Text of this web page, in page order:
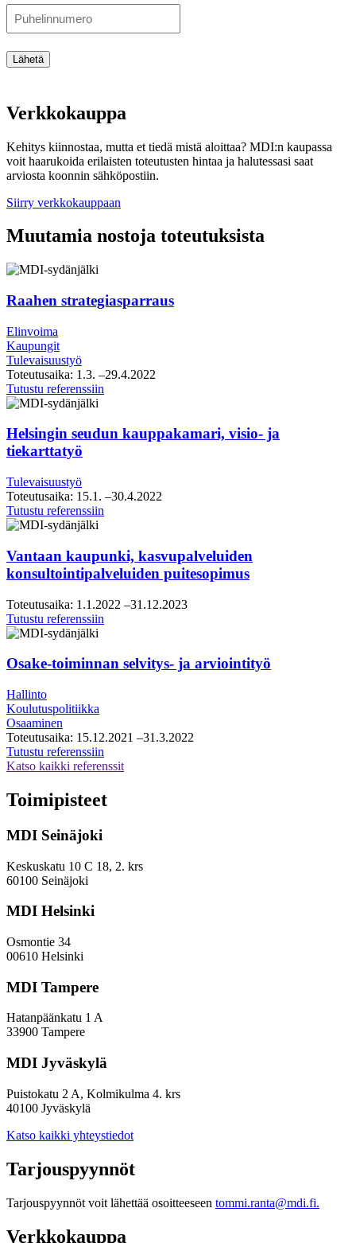
Lähetä
Verkkokauppa
Kehitys kiinnostaa, mutta et tiedä mistä aloittaa? MDI:n kaupassa
voit haarukoida erilaisten toteutusten hintaa ja halutessasi saat
arviosta koonnin sähköpostiin.
Siirry verkkokauppaan
Muutamia nostoja toteutuksista
Raahen strategiasparraus
Elinvoima
Kaupungit
Tulevaisuustyö
Toteutusaika: 1.3. –29.4.2022
Tutustu referenssiin
Helsingin seudun kauppakamari, visio- ja
tiekarttatyö
Tulevaisuustyö
Toteutusaika: 15.1. –30.4.2022
Tutustu referenssiin
visio-
ja
tiekarttatyö
Vantaan kaupunki, kasvupalveluiden
konsultointipalveluiden puitesopimus
Toteutusaika: 1.1.2022 –31.12.2023
Tutustu referenssiin
konsultointipalveluiden
puitesopimus
Osake-toiminnan selvitys- ja arviointityö
Hallinto
Koulutuspolitiikka
Osaaminen
Toteutusaika: 15.12.2021 –31.3.2022
Tutustu referenssiin
toiminnan
ja
arviointityö
Katso kaikki referenssit
Toimipisteet
MDI Seinäjoki
Keskuskatu 10 C 18, 2. krs
60100 Seinäjoki
MDI Helsinki
Osmontie 34
00610 Helsinki
MDI Tampere
Hatanpäänkatu 1 A
33900 Tampere
MDI Jyväskylä
Puistokatu 2 A, Kolmikulma 4. krs
40100 Jyväskylä
Katso kaikki yhteystiedot
Tarjouspyynnöt
Tarjouspyynnöt voit lähettää osoitteeseen tommi.ranta@mdi.fi.
Verkkokauppa